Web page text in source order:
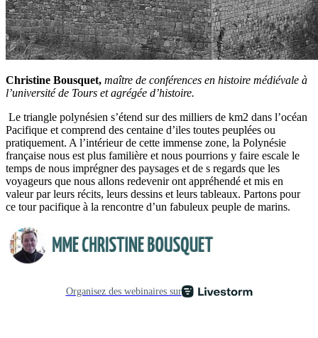
Christine Bousquet, maître de conférences en histoire médiévale à
l’université de Tours et agrégée d’histoire.
Le triangle polynésien s’étend sur des milliers de km2 dans l’océan
Pacifique et comprend des centaine d’iles toutes peuplées ou
pratiquement. A l’intérieur de cette immense zone, la Polynésie
française nous est plus familière et nous pourrions y faire escale le
temps de nous imprégner des paysages et de s regards que les
voyageurs que nous allons redevenir ont appréhendé et mis en
valeur par leurs récits, leurs dessins et leurs tableaux. Partons pour
ce tour pacifique à la rencontre d’un fabuleux peuple de marins.